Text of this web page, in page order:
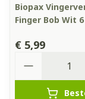
Biopax
Finger Bob Wit 6
€ 5,99